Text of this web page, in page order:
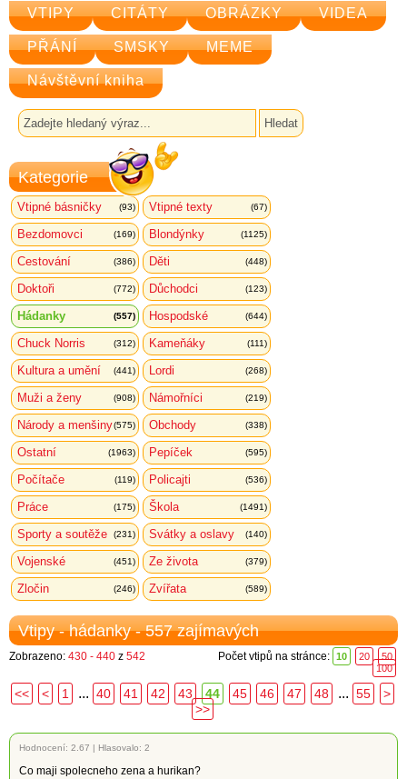
VTIPY CITÁTY OBRÁZKY VIDEA
PŘÁNÍ SMSKY MEME
Návštěvní kniha
Kategorie
Vtipné básničky (93) Vtipné texty (67)
Bezdomovci (169) Blondýnky (1125)
Cestování (386) Děti (448)
Doktoři (772) Důchodci (123)
Hádanky (557) Hospodské (644)
Chuck Norris (312) Kameňáky (111)
Kultura a umění (441) Lordi (268)
Muži a ženy (908) Námořníci (219)
Národy a menšiny(575) Obchody (338)
Ostatní (1963) Pepíček (595)
Počítače (119) Policajti (536)
Práce (175) Škola (1491)
Sporty a soutěže (231) Svátky a oslavy (140)
Vojenské (451) Ze života (379)
Zločin (246) Zvířata (589)
Vtipy - hádanky - 557 zajímavých
Zobrazeno: 430 - 440 z 542 Počet vtipů na stránce: 10 20
50
100
<< < 1 ... 40 41 42 43 44 45 46 47 48 ... 55
>
>>
Hodnocení: 2.67 | Hlasovalo: 2
Co maji spolecneho zena a hurikan?